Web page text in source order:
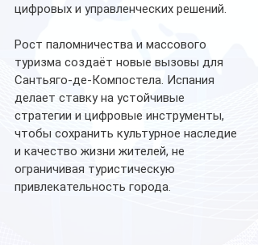
цифровых и управленческих решений.
Рост паломничества и массового
туризма создаёт новые вызовы для
Сантьяго-де-Компостела. Испания
делает ставку на устойчивые
стратегии и цифровые инструменты,
чтобы сохранить культурное наследие
и качество жизни жителей, не
ограничивая туристическую
привлекательность города.